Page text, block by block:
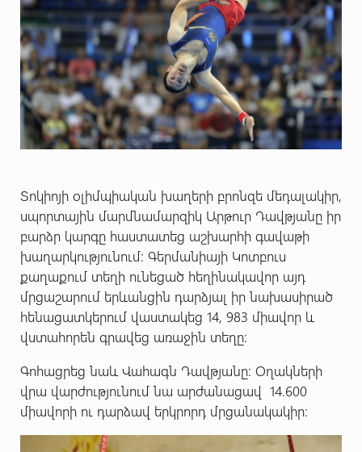
Տոկիոյի օլիմպիական խաղերի բրոնզե մեդալակիր,
սպորտային մարմնամարզիկ Արթուր Դավթյանը իր
բարձր կարգը հաստատեց աշխարհի գավաթի
խաղարկությունում: Գերմանիայի Կոտբուս
քաղաքում տեղի ունեցած հեղինակավոր այդ
մրցաշարում երևանցին դարձյալ իր նախասիրած
հենացատկերում վաստակեց 14, 983 միավոր և
վստահորեն գրավեց առաջին տեղը:
Գոհացրեց նաև Վահագն Դավթյանը: Օղակների
վրա վարժությունում նա արժանացավ 14.600
միավորի ու դարձավ երկրորդ մրցանակակիր: